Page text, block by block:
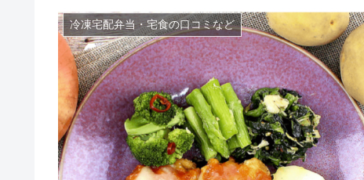
冷凍宅配弁当・宅食の口コミなど